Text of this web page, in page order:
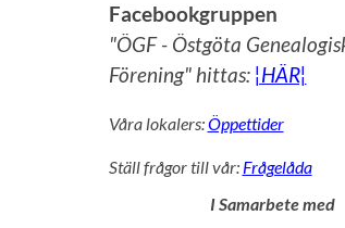
Facebookgruppen
"ÖGF - Östgöta
Förening" hittas: ¦HÄR¦
Våra lokalers:Öppettider
Ställ frågor till vår: Frågelåda
I Samarbete med